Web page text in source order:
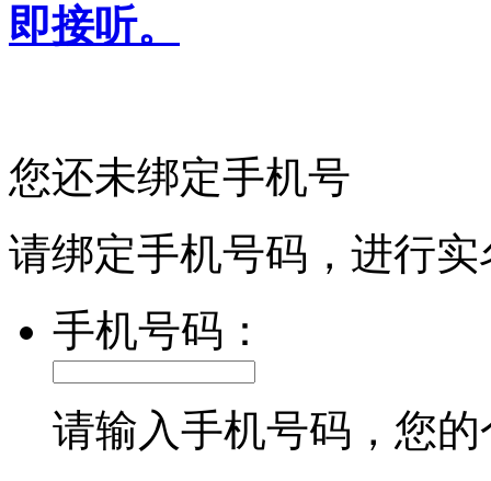
即接听。
您还未绑定手机号
请绑定手机号码，进行
手机号码：
请输入手机号码，您